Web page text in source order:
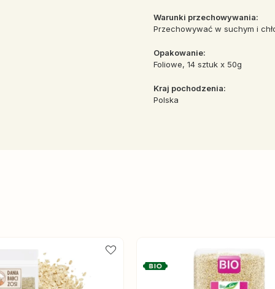
Warunki przechowywania:
Przechowywać w suchym i
Opakowanie:
Foliowe, 14 sztuk x 50g
Kraj pochodzenia:
Polska